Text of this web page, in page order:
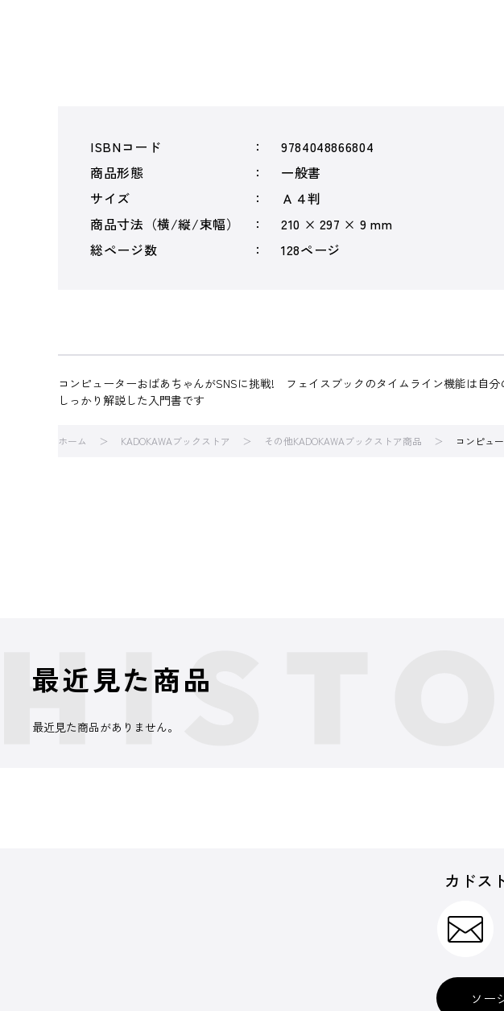
ISBNコード
9784048866804
商品形態
一般書
サイズ
Ａ４判
商品寸法（横/縦/束幅）
210 × 297 × 9 mm
総ページ数
128ページ
コンピューターおばあちゃんがSNSに挑戦! フェイスブックのタイムライン機能は自
しっかり解説した入門書です
ホーム KADOKAWAブックストア その他KADOKAWAブックストア商品 コンピュ
最近見た商品
最近見た商品がありません。
カドス
ソー